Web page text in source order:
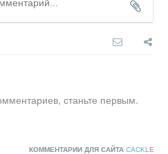
станьте первым.
КОММЕНТАРИИ ДЛЯ САЙТА CACKL E